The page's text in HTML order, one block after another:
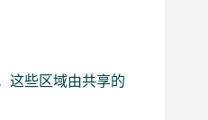
这些区域由共享的